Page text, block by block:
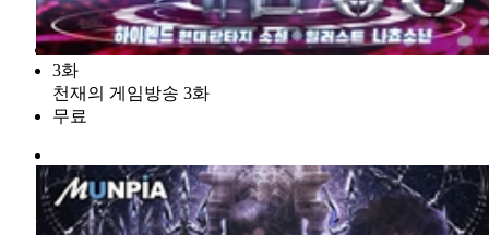
3화
천재의 게임방송 3화
무료